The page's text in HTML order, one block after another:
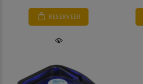
RESERVEER